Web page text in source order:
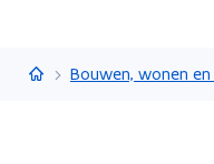
Vlaanderen.be
Bouwen, wonen